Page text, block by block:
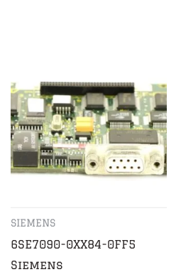
SIEMENS
6SE7090-0XX84-0FF5
Siemens